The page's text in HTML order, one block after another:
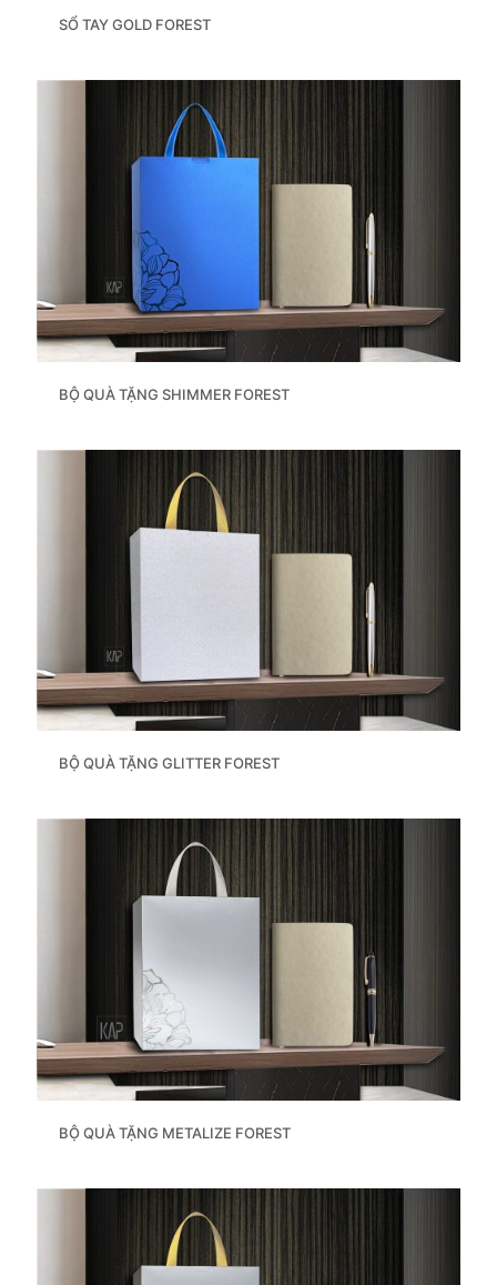
SỔ TAY GOLD FOREST
BỘ QUÀ TẶNG SHIMMER FOREST
BỘ QUÀ TẶNG GLITTER FOREST
BỘ QUÀ TẶNG METALIZE FOREST